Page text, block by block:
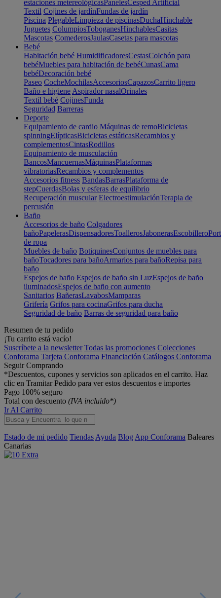
estaciones metereológicasPanelesCesped Artificial
Textil Cojines de jardínFundas de jardín
Piscina PlegableLimpieza de piscinasDuchaHinchable
Juguetes ColumpiosToboganesHinchablesCasitas
Mascotas ComederosJaulasCasetas para mascotas
Bebé
Habitación bebé HumidificadoresCestasColchón para
bebéMuebles para habitación de bebéCunasCama
bebéDecoración bebé
Paseo CocheMochilasAccesoriosCapazosCarrito ligero
Baño e higiene Aspirador nasalOrinales
Textil bebé CojinesFunda
Seguridad Barreras
Deporte
Equipamiento de cardio Máquinas de remoBicicletas
spinningElípticasBicicletas estáticasRecambios y
complementosCintasRodillos
Equipamiento de musculación
BancosMancuernasMáquinasPlataformas
vibratoriasRecambios y complementos
Accesorios fitness BandasBarrasPlataforma de
stepCuerdasBolas y esferas de equilibrio
Recuperación muscular ElectroestimulaciónTerapia de
percusión
Baño
Accesorios de baño Colgadores
bañoPapelerasDispensadoresToallerosJabonerasEscobillero
de ropa
Muebles de baño BotiquinesConjuntos de muebles para
bañoTocadores para bañoArmarios para bañoRepisa para
baño
Espejos de baño Espejos de baño sin LuzEspejos de baño
iluminadosEspejos de baño con aumento
Sanitarios BañerasLavabosMamparas
Grifería Grifos para cocinaGrifos para ducha
Seguridad de baño Barras de seguridad para baño
Resumen de tu pedido
¡Tu carrito está vacío!
Suscríbete a la newsletter Todas las promociones Colecciones
Conforama Tarjeta Conforama Financiación Catálogos Conforama
Seguir Comprando
*Descuentos, cupones y servicios son aplicados en el carrito. Haz
clic en Tramitar Pedido para ver estos descuentos e importes
Pago 100% seguro
Total con descuento (IVA incluido*)
Ir Al Carrito
Estado de mi pedido Tiendas Ayuda Blog App Conforama Baleares
Canarias